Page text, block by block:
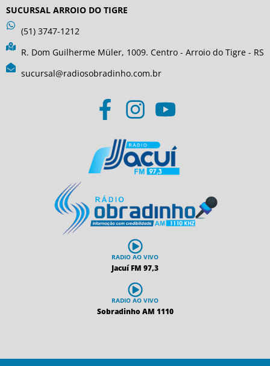
SUCURSAL ARROIO DO TIGRE
(51) 3747-1212
R. Dom Guilherme Müler, 1009. Centro - Arroio do Tigre - RS
sucursal@radiosobradinho.com.br
RADIO AO VIVO
Jacuí FM 97,3
RADIO AO VIVO
Sobradinho AM 1110